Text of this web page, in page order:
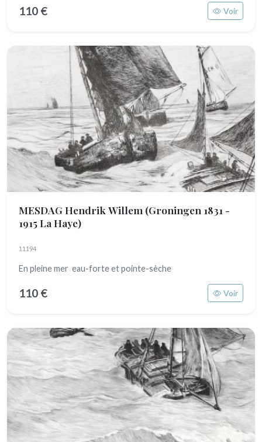
110 € Voir
MESDAG Hendrik Willem (Groningen 1831 -
1915 La Haye)
11194
En pleine mer eau-forte et pointe-sèche
110 € Voir